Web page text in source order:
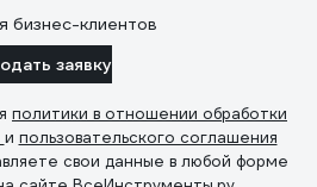
бизнес-клиентов
заявку
политики в отношении обработки
и пользовательского соглашения
свои данные в любой форме